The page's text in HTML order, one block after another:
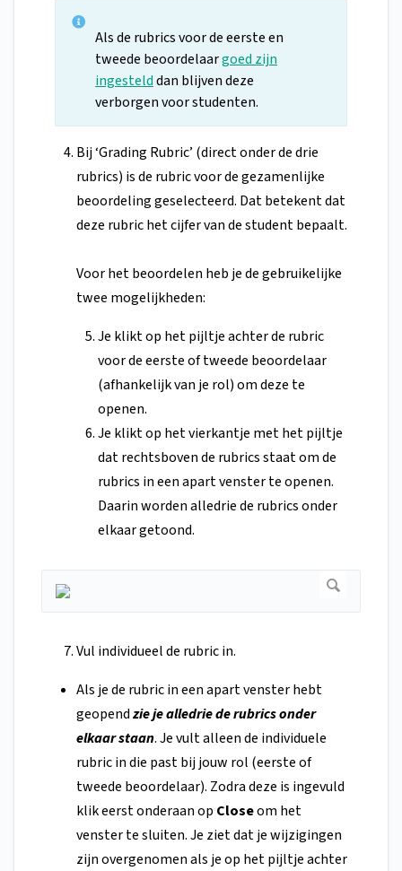
Als de rubrics voor de eerste en
tweede beoordelaargoed zijn
ingestelddan blijven deze
verborgen voor studenten.
Bij ‘Grading Rubric’ (direct onder de drie
rubrics) is de rubric voor de gezamenlijke
beoordeling geselecteerd. Dat betekent dat
deze rubric het cijfer van de student bepaalt.
Voor het beoordelen heb je de gebruikelijke
twee mogelijkheden:
Je klikt op het pijltje achter de rubric
voor de eerste of tweede beoordelaar
(afhankelijk van je rol) om deze te
openen.
Je klikt op het vierkantje met het pijltje
dat rechtsboven de rubrics staat om de
rubrics in een apart venster te openen.
Daarin worden alledrie de rubrics onder
elkaar getoond.
Vul individueel de rubric in.
Als je de rubric in een apart venster hebt
geopendzie je alledrie de rubrics onder
elkaar staan. Je vult alleen de individuele
rubric in die past bij jouw rol (eerste of
tweede beoordelaar). Zodra deze is ingevuld
klik eerst onderaan op Closeom het
venster te sluiten. Je ziet dat je wijzigingen
zijn overgenomen als je op het pijltje achter